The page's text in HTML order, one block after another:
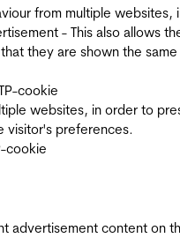
from multiple websites,
- This also allows
they are shown the same
cookie
websites, in order to
visitor's preferences.
cookie
advertisement content on